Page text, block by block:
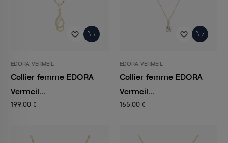
favorite_border
EDORA VERMEIL
Collier femme EDORA
Vermeil...
199,00 €
favorite_border
EDORA VERMEIL
Collier femme EDORA
Vermeil...
165,00 €